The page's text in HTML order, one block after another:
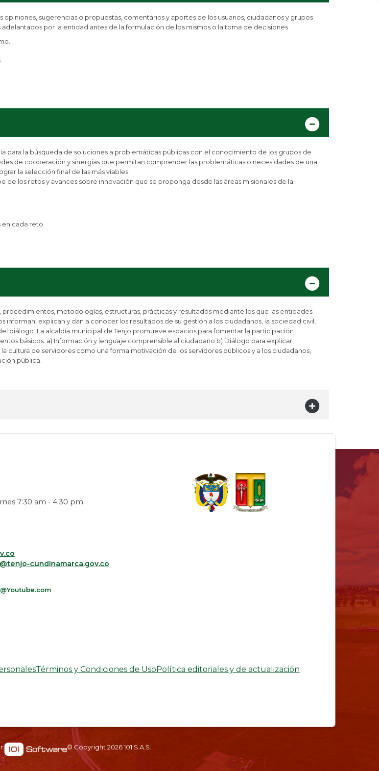
sugerencias o propuestas, comentarios y aportes de los usuarios, ciudadanos y grupos
por la entidad antes de la formulación de los mismos o la toma de decisiones
para la búsqueda de soluciones a problemáticas públicas con el conocimiento de los grupos de
de cooperación y sinergias que permitan comprender las problemáticas o necesidades de una
la selección final de las más viables.
los retos y avances sobre innovación que se proponga desde las áreas misionales de la
cada reto.
metodologías, estructuras, prácticas y resultados mediante los que las entidades
explican y dan a conocer los resultados de su gestión a los ciudadanos, la sociedad civil,
diálogo. La alcaldía municipal de Tenjo promueve espacios para fomentar la participación
básicos: a) Información y lenguaje comprensible al ciudadano b) Diálogo para explicar,
cultura de servidores como una forma motivación de los servidores públicos y a los ciudadanos,
pública.
7:30 am - 4:30 pm
cundinamarca.gov.co​
@Youtube.com
Términos y Condiciones de Uso Política editoriales y de actualización
© Copyright2026101 S.A.S.